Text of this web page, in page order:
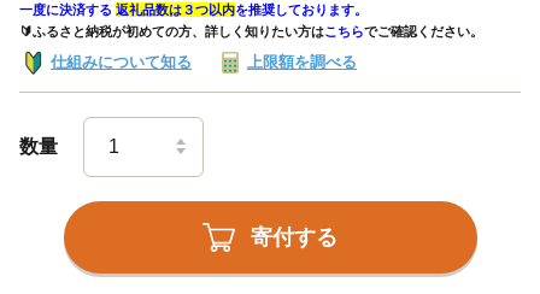
一度に決済する 返礼品数は３つ以内を推奨しております。
🔰ふるさと納税が初めての方、詳しく知りたい方はこちらでご確認ください。
仕組みについて知る 上限額を調べる
数量
寄付する